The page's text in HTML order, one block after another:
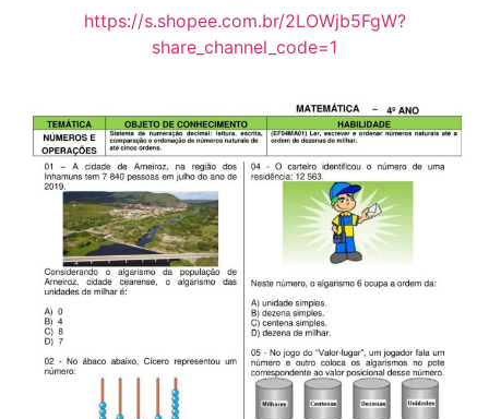
https://s.shopee.com.br/2LOWjb5FgW?
share_channel_code=1